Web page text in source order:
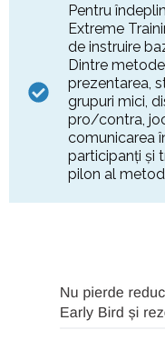
Pentru
Extreme
de instruire
Dintre
prezentarea,
grupuri mici,
pro/contra,
comunicarea
participanți și
pilon al